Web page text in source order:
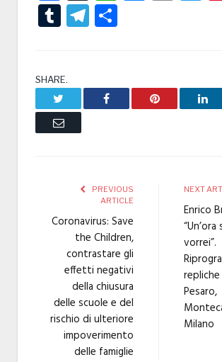
TumblrTelegram
SHARE.
Facebook Pinterest
Email
PREVIOUS
ARTICLE
Coronavirus: Save
the Children,
contrastare gli
effetti negativi
della chiusura
delle scuole e del
rischio di ulteriore
impoverimento
delle famiglie
NEXT
Enrico
vorrei”.
Pesaro,
Milano